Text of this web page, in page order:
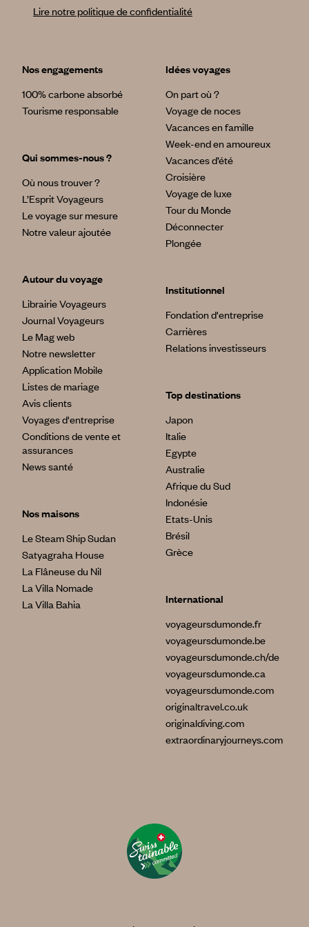
Lire notre politique de confidentialité
Nos engagements
100% carbone absorbé
Tourisme responsable
Qui sommes-nous ?
Où nous trouver ?
L’Esprit Voyageurs
Le voyage sur mesure
Notre valeur ajoutée
Autour du voyage
Librairie Voyageurs
Journal Voyageurs
Le Mag web
Notre newsletter
Application Mobile
Listes de mariage
Avis clients
Voyages d'entreprise
Conditions de vente et
assurances
News santé
Nos maisons
Le Steam Ship Sudan
Satyagraha House
La Flâneuse du Nil
La Villa Nomade
La Villa Bahia
Idées voyages
On part où ?
Voyage de noces
Vacances en famille
Week-end en amoureux
Vacances d’été
Croisière
Voyage de luxe
Tour du Monde
Déconnecter
Plongée
Institutionnel
Fondation d'entreprise
Carrières
Relations investisseurs
Top destinations
Japon
Italie
Egypte
Australie
Afrique du Sud
Indonésie
Etats-Unis
Brésil
Grèce
International
voyageursdumonde.fr
voyageursdumonde.be
voyageursdumonde.ch/de
voyageursdumonde.ca
voyageursdumonde.com
originaltravel.co.uk
originaldiving.com
extraordinaryjourneys.com